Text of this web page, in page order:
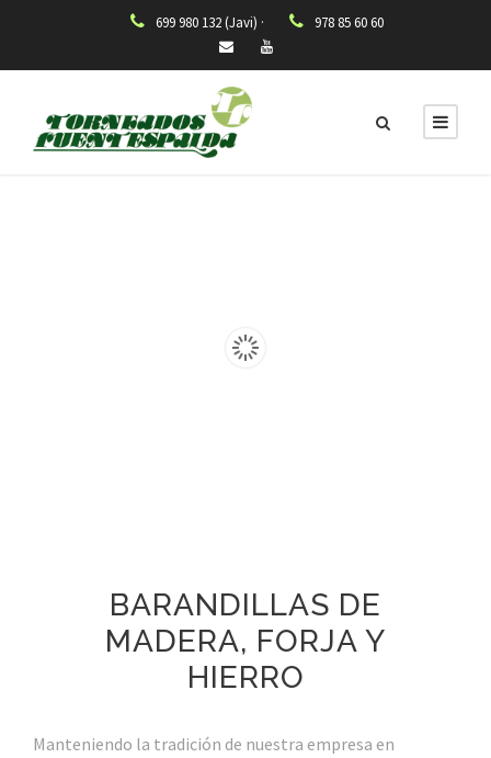
699 980 132 (Javi) · 978 85 60 60
BARANDILLAS DE
MADERA, FORJA Y
HIERRO
Manteniendo la tradición de nuestra empresa en